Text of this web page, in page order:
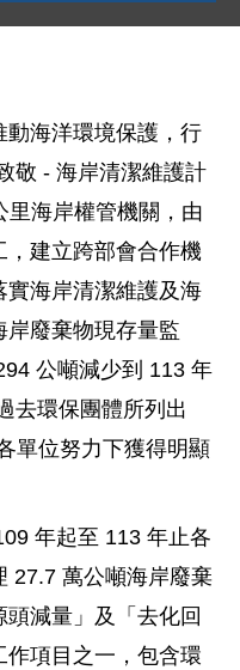
海洋環境保護，行
敬 - 海岸清潔維護計
里海岸權管機關，由
，建立跨部會合作機
海岸清潔維護及海
廢棄物現存量監
公噸減少到 113 年
去環保團體所列出
單位努力下獲得明顯
年起至 113 年止各
27.7 萬公噸海岸廢棄
減量」及「去化回
項目之一，包含環